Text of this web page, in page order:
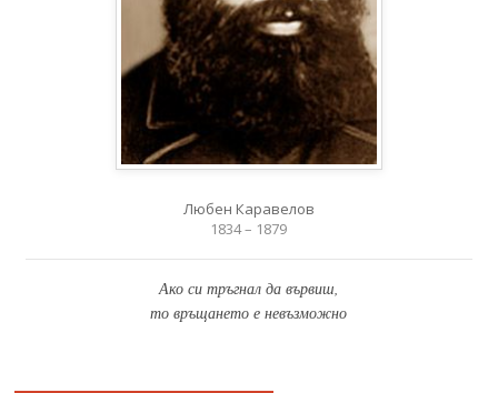
Любен Каравелов
1834 – 1879
Ако си тръгнал да вървиш,
то връщането е невъзможно